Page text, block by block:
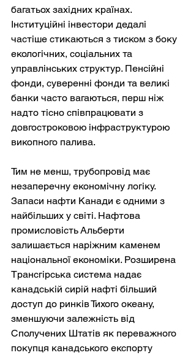
багатьох західних країнах.
Інституційні інвестори дедалі
частіше стикаються з тиском з боку
екологічних, соціальних та
управлінських структур. Пенсійні
фонди, суверенні фонди та великі
банки часто вагаються, перш ніж
надто тісно співпрацювати з
довгостроковою інфраструктурою
викопного палива.
Тим не менш, трубопровід має
незаперечну економічну логіку.
Запаси нафти Канади є одними з
найбільших у світі. Нафтова
промисловість Альберти
залишається наріжним каменем
національної економіки. Розширена
Трансгірська система надає
канадській сирій нафті більший
доступ до ринків Тихого океану,
зменшуючи залежність від
Сполучених Штатів як переважного
покупця канадського експорту